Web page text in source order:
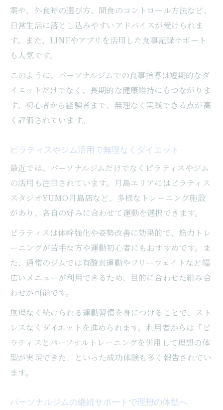
案や、外食時の選び方、間食のコントロール方法など、
日常生活に落とし込みやすいアドバイスが受けられま
す。また、LINEやアプリを活用した食事記録サポート
も人気です。
このように、パーソナルジムでの食事指導は短期的なダ
イエットだけでなく、長期的な健康維持にもつながりま
す。初心者から経験者まで、無理なく実践できる点が高
く評価されています。
ピラティスやジム活用で無理なくダイエット
最近では、パーソナルジムだけでなくピラティスやジム
の活用も注目されています。月島エリアにはピラティス
スタジオYUMO月島店など、多様なトレーニング施設
があり、各自の好みに合わせて運動を選択できます。
ピラティスは体幹強化や姿勢改善に効果的で、筋力トレ
ーニングが苦手な方や運動初心者にもおすすめです。ま
た、通常のジムでは有酸素運動やフリーウェイトなど幅
広いメニューが利用できるため、目的に合わせた組み合
わせが可能です。
無理なく続けられる運動習慣を身につけることで、スト
レスなくダイエットを進められます。利用者からは「ピ
ラティスとパーソナルトレーニングを併用して理想の体
型が実現できた」といった成功体験も多く報告されてい
ます。
パーソナルジムの継続サポートで理想の体型へ